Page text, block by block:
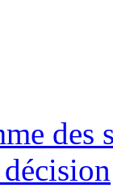
des